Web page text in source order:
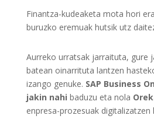
Finantza-kudeaketa mota hori
buruzko eremuak hutsik utz
Aurreko urratsak jarraituta, gure
batean oinarrituta lantzen
izango genuke. SAP Business
jakin nahi baduzu eta nola
enpresa-prozesuak digitalizatzen